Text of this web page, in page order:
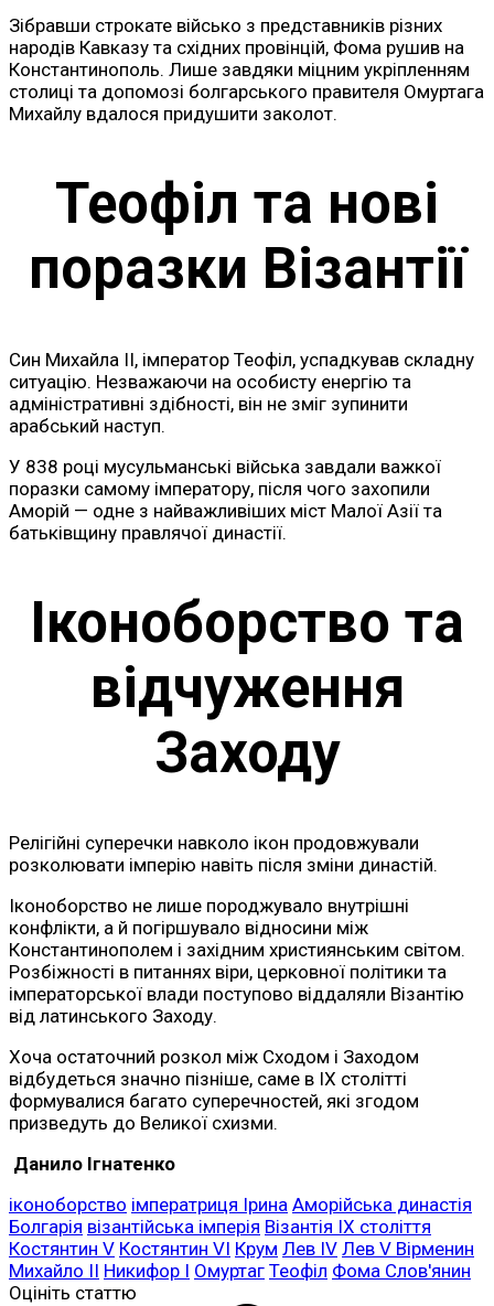
Зібравши строкате військо з представників різних
народів Кавказу та східних провінцій, Фома рушив на
Константинополь. Лише завдяки міцним укріпленням
столиці та допомозі болгарського правителя Омуртага
Михайлу вдалося придушити заколот.
Теофіл та нові
поразки Візантії
Син Михайла II, імператор Теофіл, успадкував складну
ситуацію. Незважаючи на особисту енергію та
адміністративні здібності, він не зміг зупинити
арабський наступ.
У 838 році мусульманські війська завдали важкої
поразки самому імператору, після чого захопили
Аморій — одне з найважливіших міст Малої Азії та
батьківщину правлячої династії.
Іконоборство та
відчуження
Заходу
Релігійні суперечки навколо ікон продовжували
розколювати імперію навіть після зміни династій.
Іконоборство не лише породжувало внутрішні
конфлікти, а й погіршувало відносини між
Константинополем і західним християнським світом.
Розбіжності в питаннях віри, церковної політики та
імператорської влади поступово віддаляли Візантію
від латинського Заходу.
Хоча остаточний розкол між Сходом і Заходом
відбудеться значно пізніше, саме в IX столітті
формувалися багато суперечностей, які згодом
призведуть до Великої схизми.
Данило Ігнатенко
іконоборство імператриця Ірина Аморійська династія
Болгарія візантійська імперія Візантія IX століття
Костянтин V Костянтин VI Крум Лев IV Лев V Вірменин
Михайло II Никифор I Омуртаг Теофіл Фома Слов'янин
Оцініть статтю